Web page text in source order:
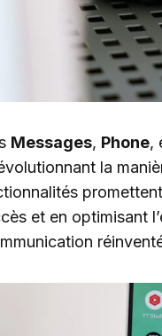
Messages, Phone,
la
et en optimisant